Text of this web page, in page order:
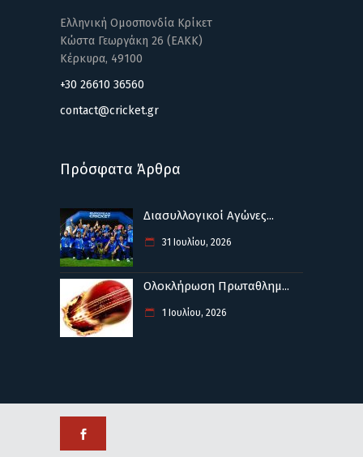
Ελληνική Ομοσπονδία Κρίκετ
Κώστα Γεωργάκη 26 (ΕΑΚΚ)
Κέρκυρα, 49100
+30 26610 36560
contact@cricket.gr
Πρόσφατα Άρθρα
Διασυλλογικοί Αγώνες...
31 Ιουλίου, 2026
Ολοκλήρωση Πρωταθλημ...
1 Ιουλίου, 2026